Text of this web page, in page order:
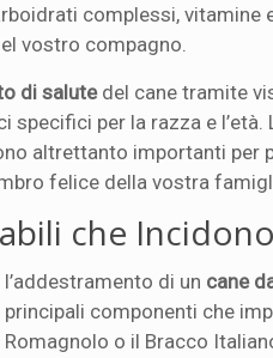
complessi,
vostro compagno.
di salutedel cane tramite
per la razza e l’età.
altrettanto importanti per
felice della vostra
che
di un cane
principali componenti che
o il Bracco